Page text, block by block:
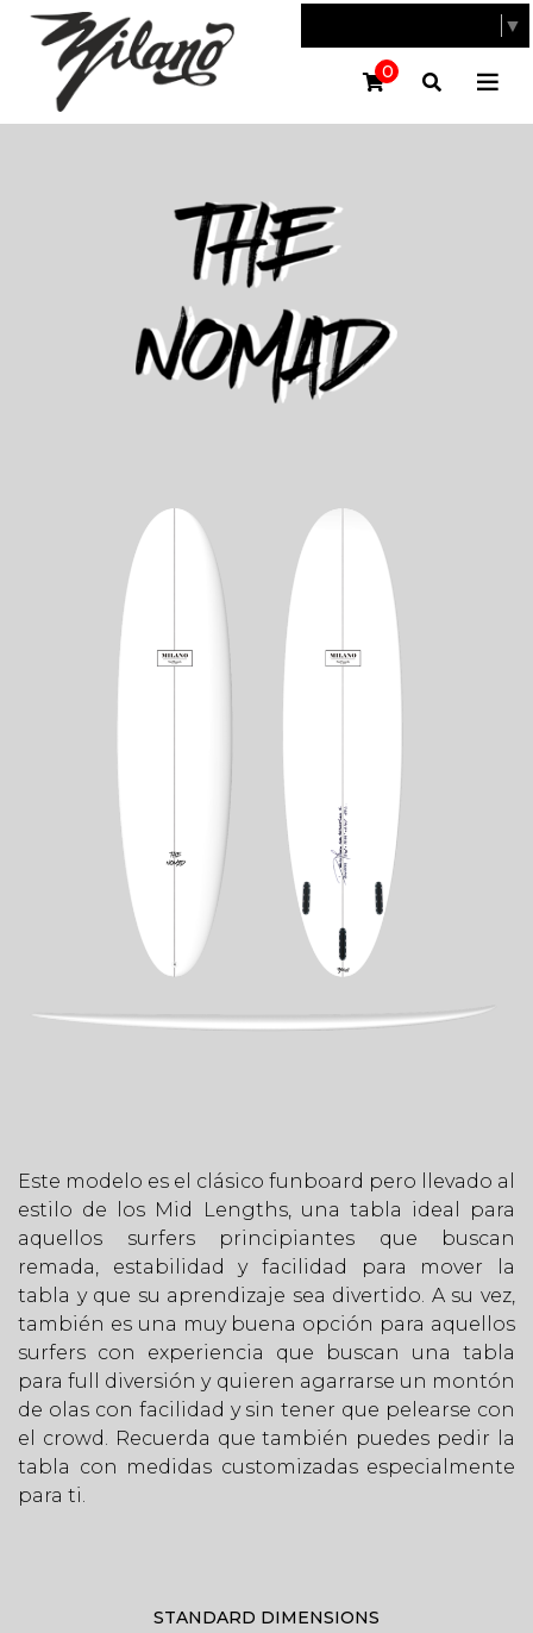
0
Este modelo es el clásico funboard pero llevado al
estilo de los Mid Lengths, una tabla ideal para
aquellos surfers principiantes que buscan
remada, estabilidad y facilidad para mover la
tabla y que su aprendizaje sea divertido. A su vez,
también es una muy buena opción para aquellos
surfers con experiencia que buscan una tabla
para full diversión y quieren agarrarse un montón
de olas con facilidad y sin tener que pelearse con
el crowd. Recuerda que también puedes pedir la
tabla con medidas customizadas especialmente
para ti.
STANDARD DIMENSIONS
▼